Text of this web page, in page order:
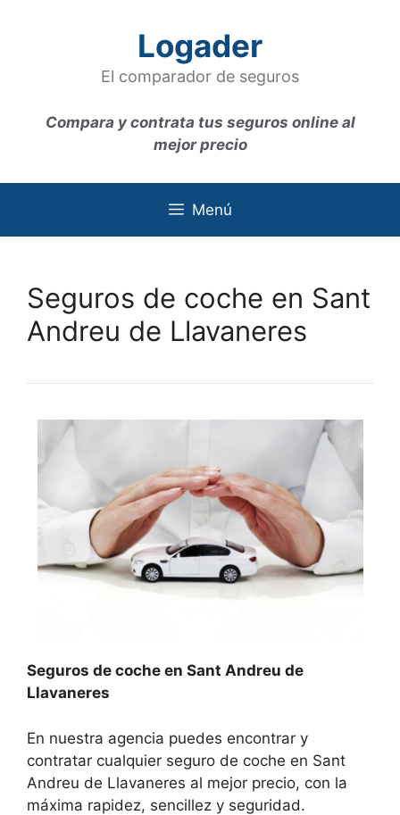
Logader
El comparador de seguros
Compara y contrata tus seguros online al
mejor precio
Menú
Seguros de coche en Sant
Andreu de Llavaneres
Seguros de coche en Sant Andreu de
Llavaneres
En nuestra agencia puedes encontrar y
contratar cualquier seguro de coche en Sant
Andreu de Llavaneres al mejor precio, con la
máxima rapidez, sencillez y seguridad.